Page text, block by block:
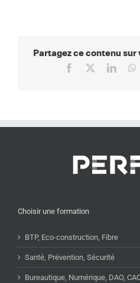
Partagez ce contenu sur
Facebook
Choisir une formation
BTP, Eco-construction, Fibre
Santé, Prévention, Sécurité
Bureautique, Numérique, DAO,